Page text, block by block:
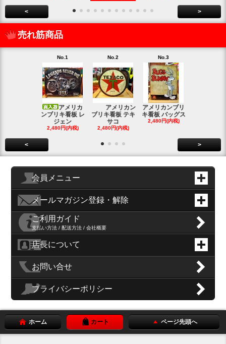
< >
売れ筋商品
No.1
アメリカ
ンブリキ看板 レ
ジェン
2,480円(内税)
No.2
アメリカン
ブリキ看板 テキ
サコ
2,480円(内税)
No.3
アメリカンブリ
キ看板 バッグス
2,480円(内税)
< >
会員メニュー
メールマガジン登録・解除
ご利用ガイド
支払い方法 / 配送方法 / 会社概要
店長について
お問い合せ
プライバシーポリシー
ホーム カート ページ先頭へ